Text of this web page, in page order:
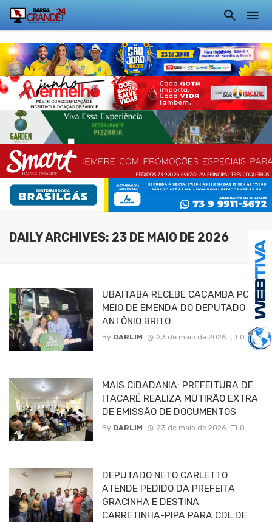
DAILY ARCHIVES: 23 DE MAIO DE 2026
UBAITABA RECEBE CAÇAMBA POR
MEIO DE EMENDA DO DEPUTADO
ANTÔNIO BRITO
By DARLIM 23 de maio de 2026 0
MAIS CIDADANIA: PREFEITURA DE
ITACARÉ REALIZA MUTIRÃO EXTRA
DE EMISSÃO DE DOCUMENTOS
By DARLIM 23 de maio de 2026 0
DEPUTADO NETO CARLETTO
ATENDE PEDIDO DA PREFEITA
GRACINHA E DESTINA
CARRETINHA-PIPA PARA CDL DE